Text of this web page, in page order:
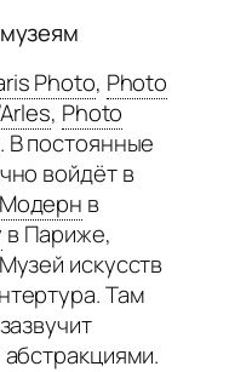
Photo, Photo
, Photo
В постоянные
войдёт в
в
в Париже,
искусств
Там